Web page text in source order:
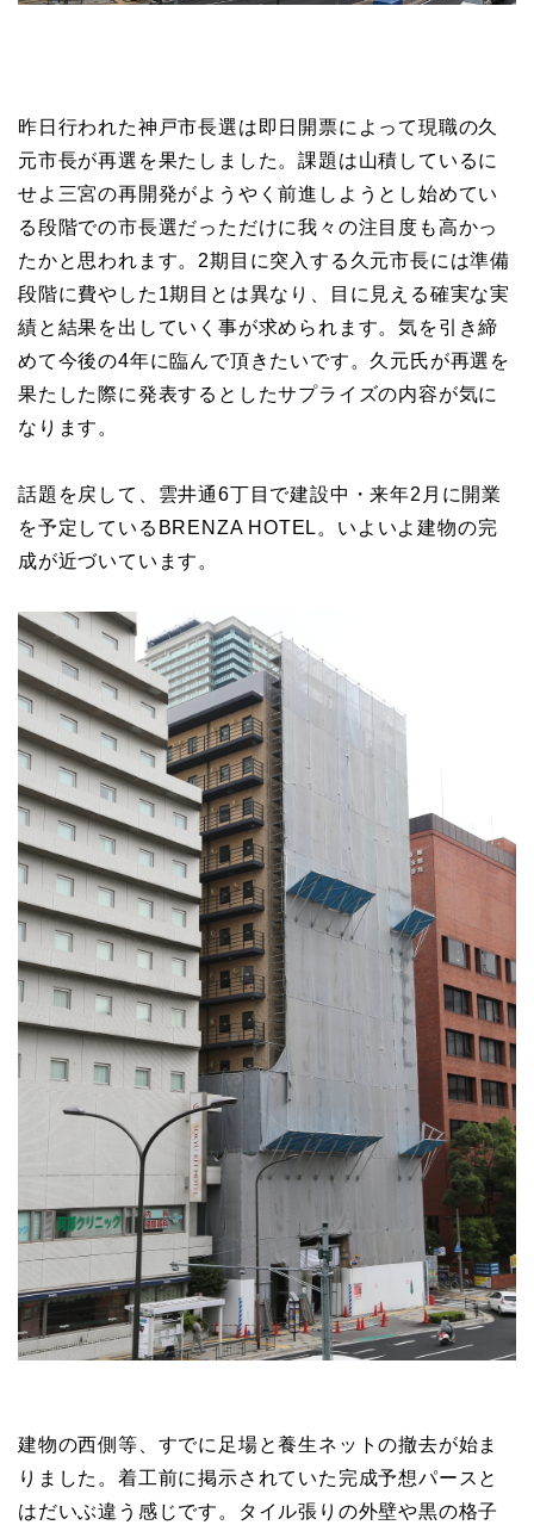
昨日行われた神戸市長選は即日開票によって現職の久
元市長が再選を果たしました。課題は山積しているに
せよ三宮の再開発がようやく前進しようとし始めてい
る段階での市長選だっただけに我々の注目度も高かっ
たかと思われます。2期目に突入する久元市長には準備
段階に費やした1期目とは異なり、目に見える確実な実
績と結果を出していく事が求められます。気を引き締
めて今後の4年に臨んで頂きたいです。久元氏が再選を
果たした際に発表するとしたサプライズの内容が気に
なります。
話題を戻して、雲井通6丁目で建設中・来年2月に開業
を予定しているBRENZA HOTEL。いよいよ建物の完
成が近づいています。
建物の西側等、すでに足場と養生ネットの撤去が始ま
りました。着工前に掲示されていた完成予想パースと
はだいぶ違う感じです。タイル張りの外壁や黒の格子